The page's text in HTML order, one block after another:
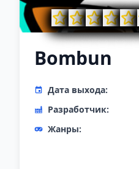
Bombun
Дата выхода:
Разработчик:
Жанры: